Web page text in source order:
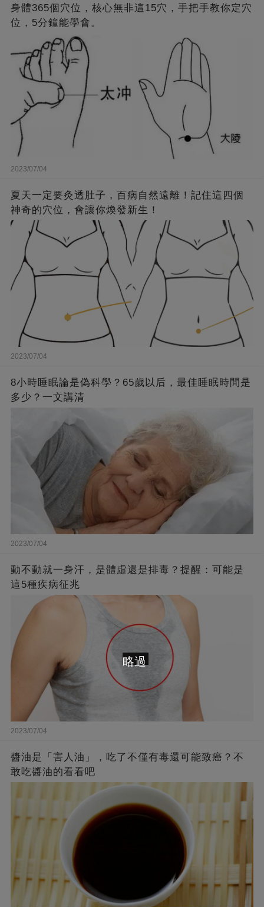
身體365個穴位，核心無非這15穴，手把手教你定穴
位，5分鐘能學會。
2023/07/04
夏天一定要灸透肚子，百病自然遠離！記住這四個
神奇的穴位，會讓你煥發新生！
2023/07/04
8小時睡眠論是偽科學？65歲以后，最佳睡眠時間是
多少？一文講清
2023/07/04
動不動就一身汗，是體虛還是排毒？提醒：可能是
這5種疾病征兆
2023/07/04
醬油是「害人油」，吃了不僅有毒還可能致癌？不
敢吃醬油的看看吧
略過